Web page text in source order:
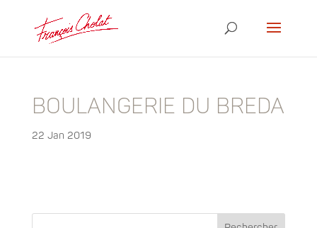
BOULANGERIE DU BREDA
22 Jan 2019